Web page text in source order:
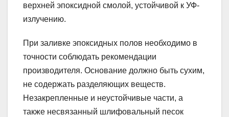
верхней эпоксидной смолой, устойчивой к УФ-
излучению.
При заливке эпоксидных полов необходимо в
точности соблюдать рекомендации
производителя. Основание должно быть сухим,
не содержать разделяющих веществ.
Незакрепленные и неустойчивые части, а
также несвязанный шлифовальный песок